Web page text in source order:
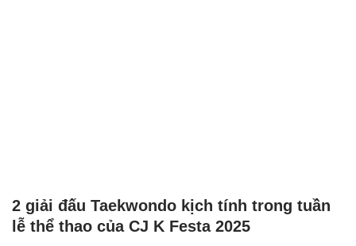
2 giải đấu Taekwondo kịch tính trong tuần
lễ thể thao của CJ K Festa 2025